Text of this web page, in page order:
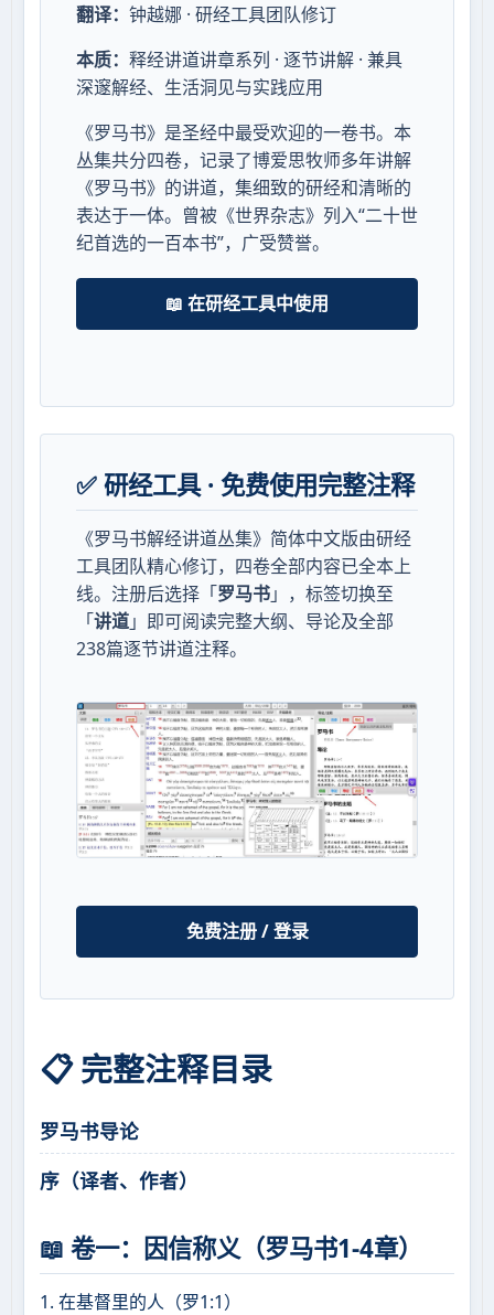
翻译： 钟越娜 · 研经工具团队修订
本质： 释经讲道讲章系列 · 逐节讲解 · 兼具
深邃解经、生活洞见与实践应用
《罗马书》是圣经中最受欢迎的一卷书。本
丛集共分四卷，记录了博爱思牧师多年讲解
《罗马书》的讲道，集细致的研经和清晰的
表达于一体。曾被《世界杂志》列入“二十世
纪首选的一百本书”，广受赞誉。
📖 在研经工具中使用
✅ 研经工具 · 免费使用完整注释
《罗马书解经讲道丛集》简体中文版由研经
工具团队精心修订，四卷全部内容已全本上
线。注册后选择「罗马书」，标签切换至
「讲道」即可阅读完整大纲、导论及全部
238篇逐节讲道注释。
免费注册 / 登录
📋 完整注释目录
罗马书导论
序（译者、作者）
📖 卷一：因信称义（罗马书1-4章）
1. 在基督里的人（罗1:1）